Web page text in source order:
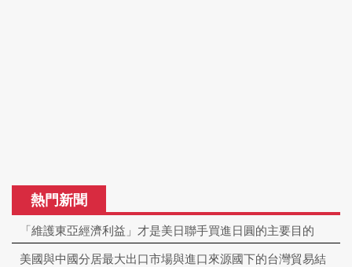
熱門新聞
「維護東亞經濟利益」才是美日聯手買進日圓的主要目的
美國與中國分居最大出口市場與進口來源國下的台灣貿易結